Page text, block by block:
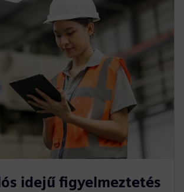
idejű figyelmeztetés